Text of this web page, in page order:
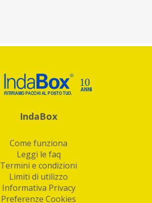
IndaBox
Come funziona
Leggi le faq
Termini e condizioni
Limiti di utilizzo
Informativa Privacy
Preferenze Cookies